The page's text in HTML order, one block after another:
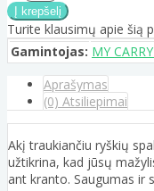
Turite klausimų apie šią
Gamintojas: MY
Aprašymas
(0) Atsiliepimai
Akį traukiančiu ryškių
užtikrina, kad jūsų
ant kranto. Saugumas ir